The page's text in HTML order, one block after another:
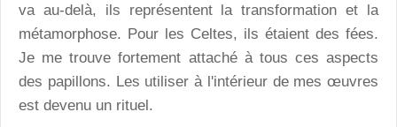
va au-delà, ils représentent la transformation et la
métamorphose. Pour les Celtes, ils étaient des fées.
Je me trouve fortement attaché à tous ces aspects
des papillons. Les utiliser à l'intérieur de mes œuvres
est devenu un rituel.